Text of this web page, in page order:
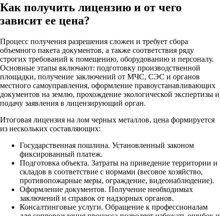
Как получить лицензию и от чего
зависит ее цена?
Процесс получения разрешения сложен и требует сбора
объемного пакета документов, а также соответствия ряду
строгих требований к помещению, оборудованию и персоналу.
Основные этапы включают: подготовку производственной
площадки, получение заключений от МЧС, СЭС и органов
местного самоуправления, оформление правоустанавливающих
документов на землю, прохождение экологической экспертизы и
подачу заявления в лицензирующий орган.
Итоговая лицензия на лом черных металлов, цена формируется
из нескольких составляющих:
Государственная пошлина. Установленный законом
фиксированный платеж.
Подготовка объекта. Затраты на приведение территории и
складов в соответствие с нормами (весовое хозяйство,
противопожарные меры, ограждение, видеонаблюдение).
Оформление документов. Получение необходимых
заключений и справок от надзорных органов.
Консалтинговые услуги. Обращение к профессионалам